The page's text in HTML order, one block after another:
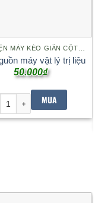
dược máy MPT số lượng
máy vật lý trị liệu
50.000₫
nguồn máy vật lý trị liệu
MUA